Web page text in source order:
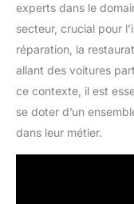
experts dans le
secteur, crucial pour
réparation, la
allant des voitures
ce contexte, il est
se doter d’un
dans leur métier.